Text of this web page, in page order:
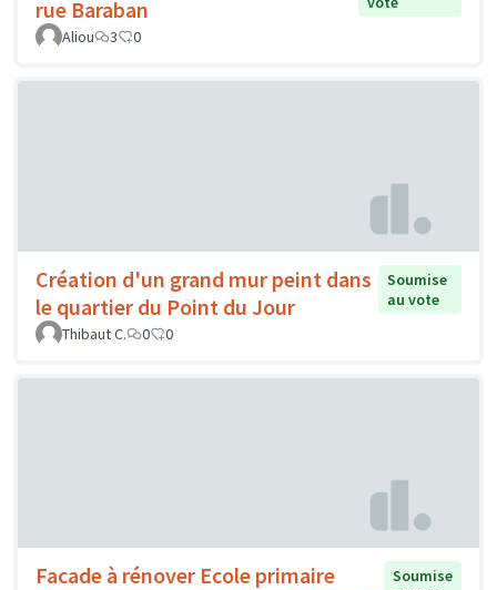
rue Baraban
Aliou
3 0
Création d'un grand mur peint dans
le quartier du Point du Jour
Soumise
au vote
Thibaut C.
0 0
Facade à rénover Ecole primaire
Soumise